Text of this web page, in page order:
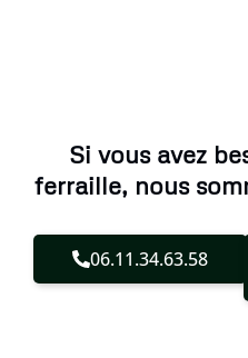
Si vous avez
ferraille, nous
06.11.34.63.58